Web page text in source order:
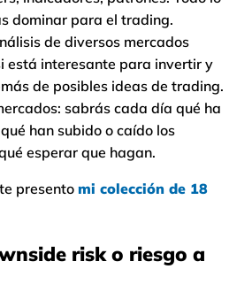
dominar para el trading.
de diversos mercados
está interesante para invertir y
de posibles ideas de trading.
sabrás cada día qué ha
han subido o caído los
esperar que hagan.
presento mi colección de 18
risk o riesgo a